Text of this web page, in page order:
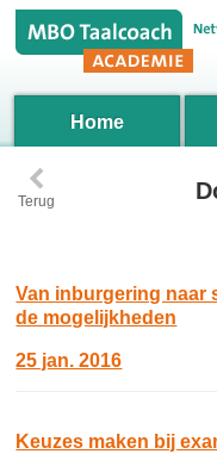
Home
‹
Terug
Van inburgering naar
de mogelijkheden
25 jan. 2016
Keuzes maken bij